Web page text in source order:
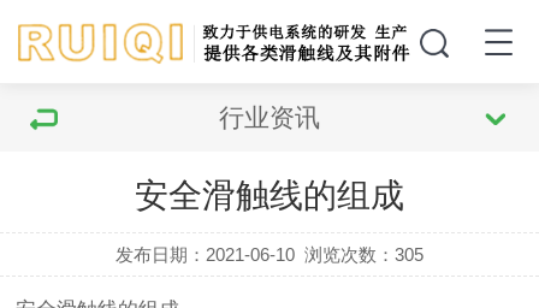
行业资讯
安全滑触线的组成
发布日期：2021-06-10 浏览次数：305